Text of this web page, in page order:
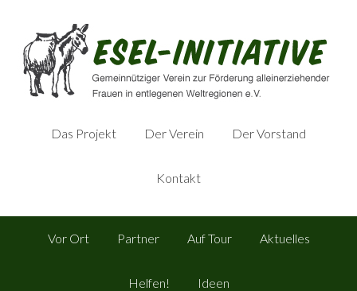
Das Projekt Der Verein Der Vorstand
Kontakt
Vor Ort Partner Auf Tour Aktuelles
Helfen! Ideen